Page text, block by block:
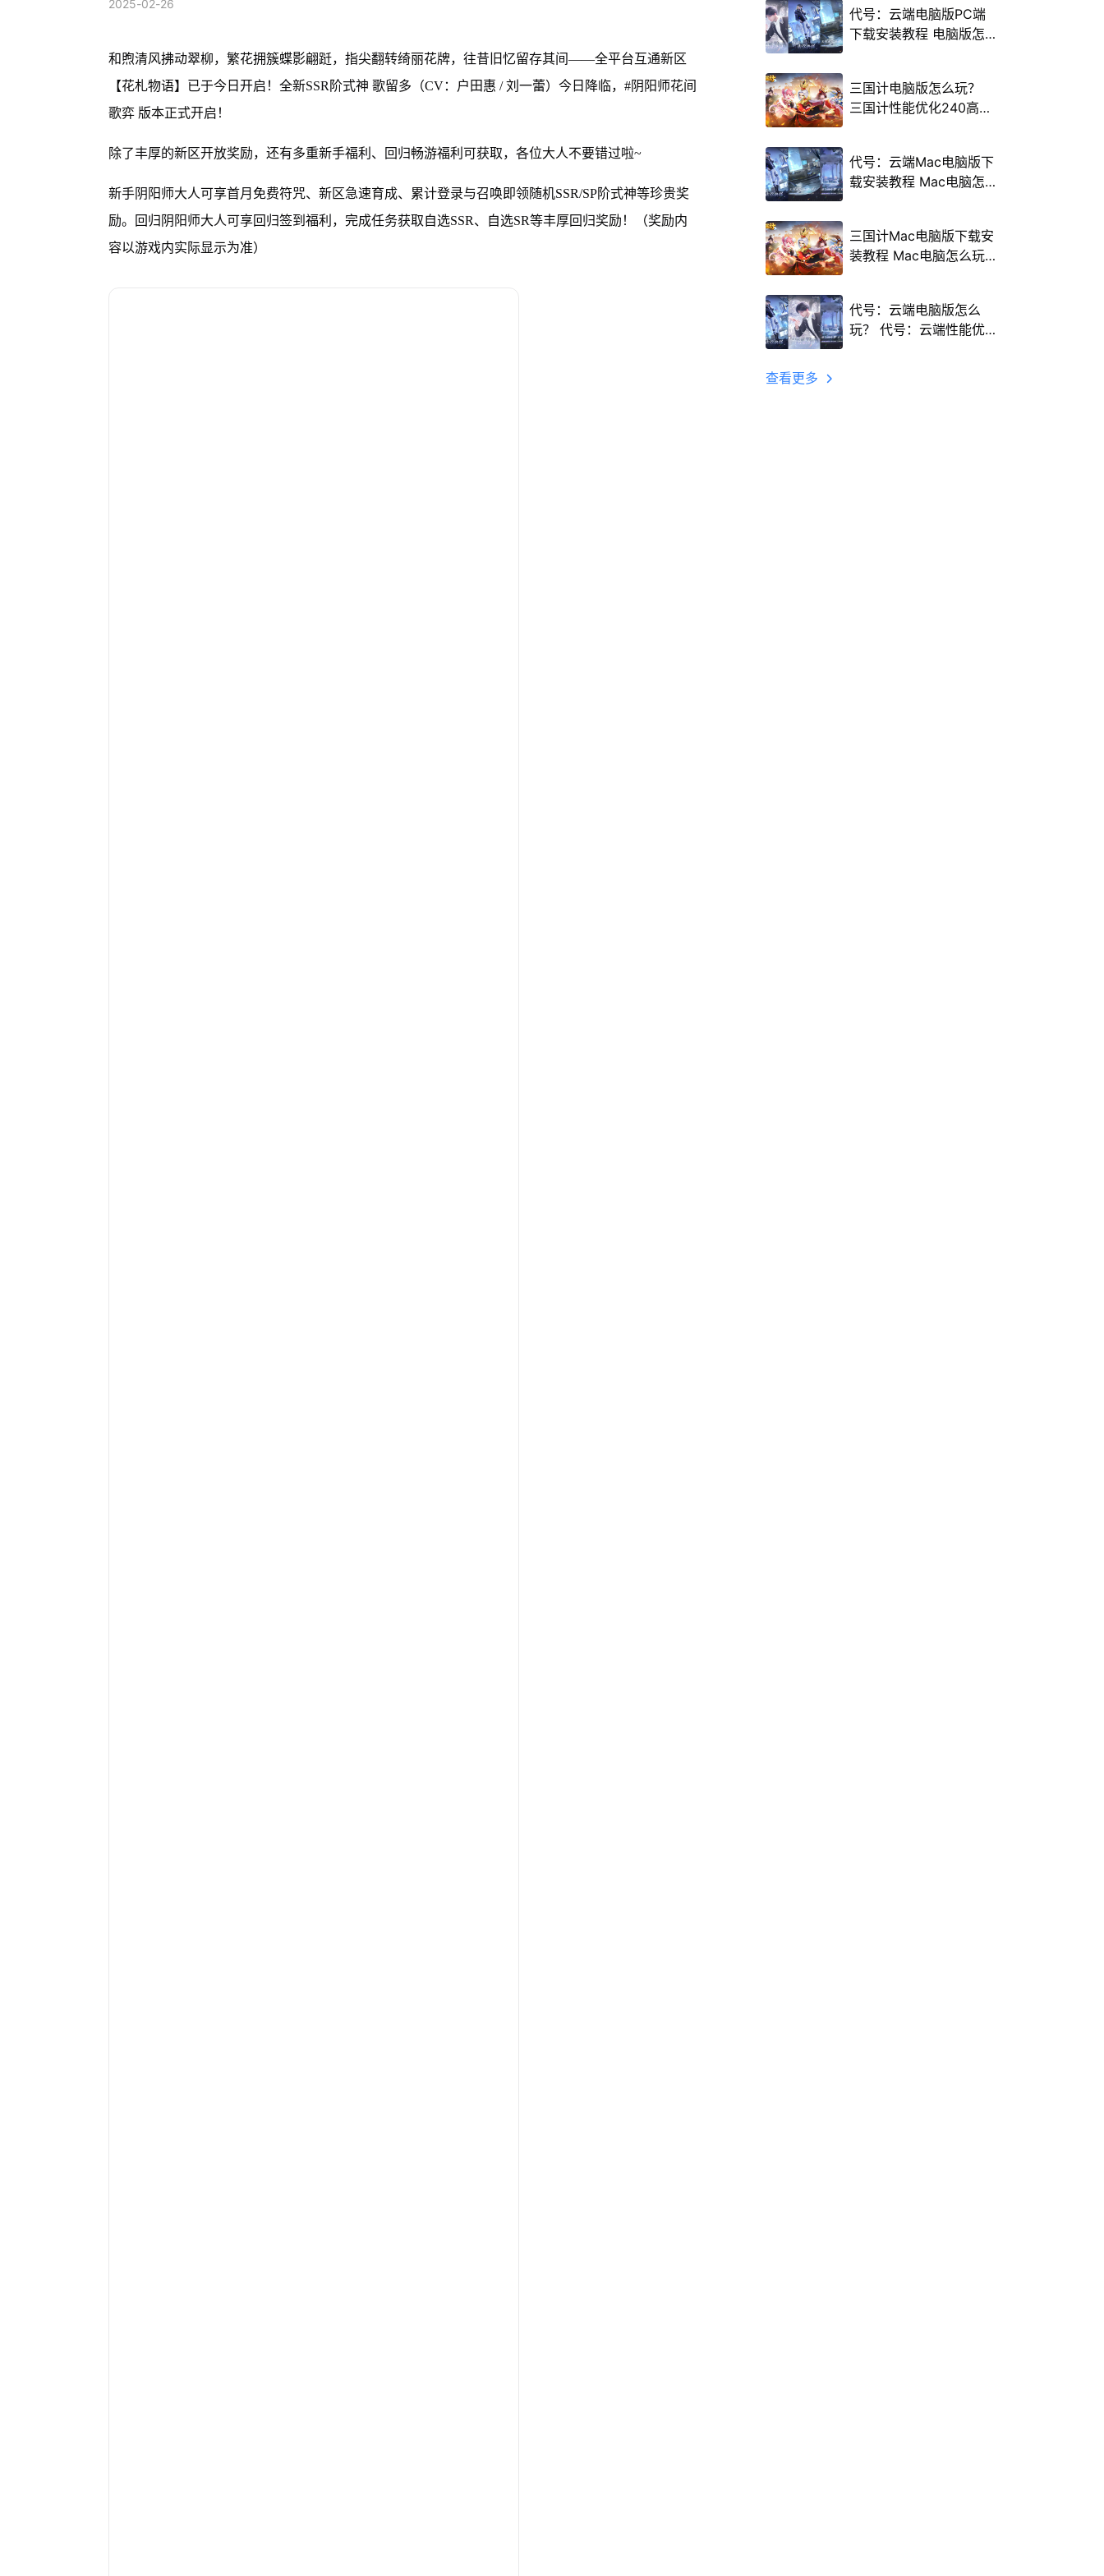
2025-02-26
和煦清风拂动翠柳，繁花拥簇蝶影翩跹，指尖翻转绮丽花牌，往昔旧忆留存其间——全平台互通新区
【花札物语】已于今日开启！全新SSR阶式神 歌留多（CV：户田惠 / 刘一蕾）今日降临，#阴阳师花间
歌弈 版本正式开启！
除了丰厚的新区开放奖励，还有多重新手福利、回归畅游福利可获取，各位大人不要错过啦~
新手阴阳师大人可享首月免费符咒、新区急速育成、累计登录与召唤即领随机SSR/SP阶式神等珍贵奖
励。回归阴阳师大人可享回归签到福利，完成任务获取自选SSR、自选SR等丰厚回归奖励！（奖励内
容以游戏内实际显示为准）
代号：云端电脑版PC端
下载安装教程 电脑版怎
三国计电脑版怎么玩？
三国计性能优化240高帧
代号：云端Mac电脑版下
载安装教程 Mac电脑怎
三国计Mac电脑版下载安
装教程 Mac电脑怎么玩
代号：云端电脑版怎么
玩？ 代号：云端性能优
查看更多